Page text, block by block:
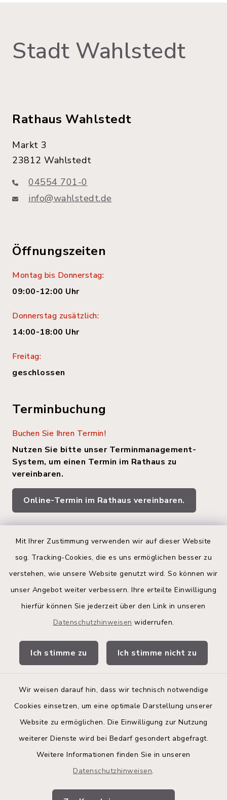
Mit Ihrer Zustimmung verwenden wir auf dieser Website
sog. Tracking-Cookies, die es uns ermöglichen besser zu
verstehen, wie unsere Website genutzt wird. So können wir
unser Angebot weiter verbessern. Ihre erteilte Einwilligung
hierfür können Sie jederzeit über den Link in unseren
Datenschutzhinweisen widerrufen.
Ich stimme zu Ich stimme nicht zu
Wir weisen darauf hin, dass wir technisch notwendige
Cookies einsetzen, um eine optimale Darstellung unserer
Website zu ermöglichen. Die Einwilligung zur Nutzung
weiterer Dienste wird bei Bedarf gesondert abgefragt.
Weitere Informationen finden Sie in unseren
Datenschutzhinweisen.
Stadt Wahlstedt
Rathaus Wahlstedt
Markt 3
23812 Wahlstedt
04554 701-0
info@wahlstedt.de
Öffnungszeiten
Montag bis Donnerstag:
09:00-12:00 Uhr
Donnerstag zusätzlich:
14:00-18:00 Uhr
Freitag:
geschlossen
Terminbuchung
Buchen Sie Ihren Termin!
Nutzen Sie bitte unser Terminmanagement-
System, um einen Termin im Rathaus zu
vereinbaren.
Online-Termin im Rathaus vereinbaren.
Quicklinks
Land Schleswig-Holstein
Kita-Portal
Bürgerinformationsbroschüre
Barrierefreiheit